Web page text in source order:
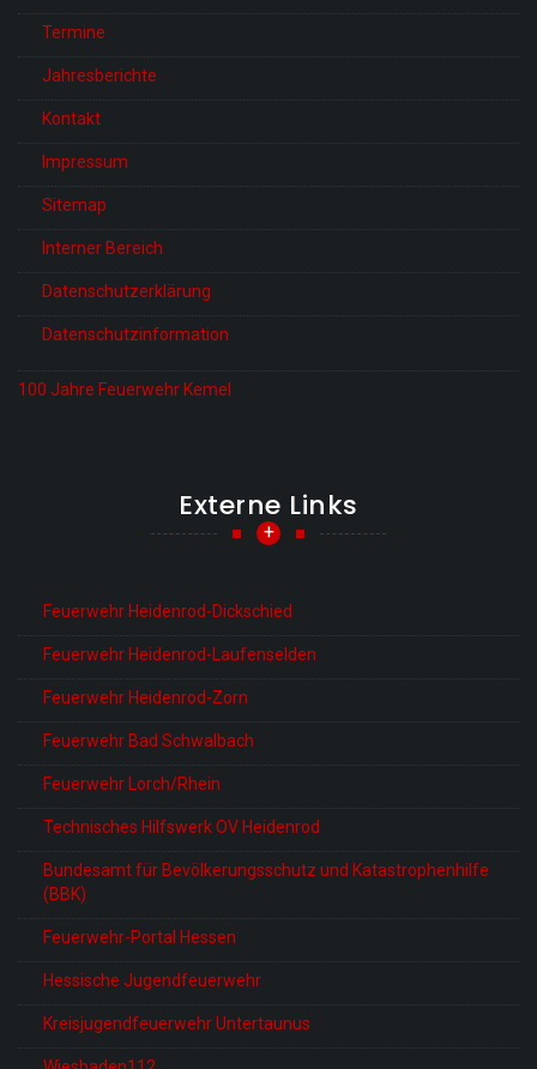
Termine
Jahresberichte
Kontakt
Impressum
Sitemap
Interner Bereich
Datenschutzerklärung
Datenschutzinformation
100 Jahre Feuerwehr Kemel
Externe Links
+
Feuerwehr Heidenrod-Dickschied
Feuerwehr Heidenrod-Laufenselden
Feuerwehr Heidenrod-Zorn
Feuerwehr Bad Schwalbach
Feuerwehr Lorch/Rhein
Technisches Hilfswerk OV Heidenrod
Bundesamt für Bevölkerungsschutz und Katastrophenhilfe
(BBK)
Feuerwehr-Portal Hessen
Hessische Jugendfeuerwehr
Kreisjugendfeuerwehr Untertaunus